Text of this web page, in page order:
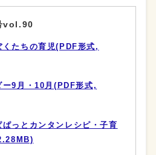
vol.90
くたちの育児(PDF形式,
ー9月・10月(PDF形式,
っとカンタンレシピ・子育